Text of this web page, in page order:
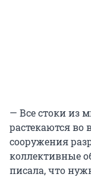
— Все стоки из
растекаются во
сооружения
коллективные
писала, что